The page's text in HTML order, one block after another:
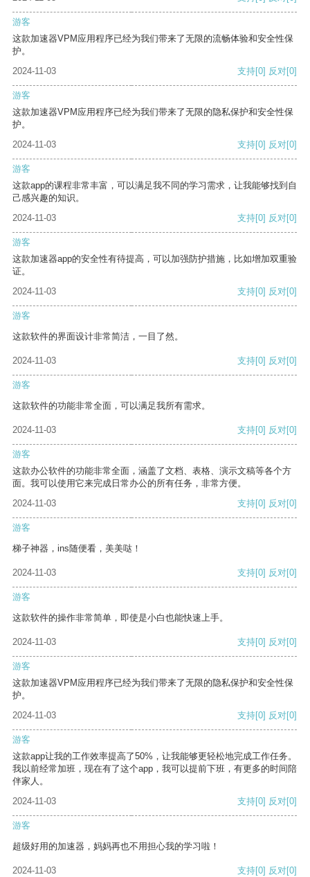
游客
这款加速器VPM应用程序已经为我们带来了无限的流畅体验和安全性保
护。
2024-11-03
支持[0] 反对[0]
游客
这款加速器VPM应用程序已经为我们带来了无限的隐私保护和安全性保
护。
2024-11-03
支持[0] 反对[0]
游客
这款app的课程非常丰富，可以满足我不同的学习需求，让我能够找到自
己感兴趣的知识。
2024-11-03
支持[0] 反对[0]
游客
这款加速器app的安全性有待提高，可以加强防护措施，比如增加双重验
证。
2024-11-03
支持[0] 反对[0]
游客
这款软件的界面设计非常简洁，一目了然。
2024-11-03 支持[0] 反对[0]
游客
这款软件的功能非常全面，可以满足我所有需求。
2024-11-03 支持[0] 反对[0]
游客
这款办公软件的功能非常全面，涵盖了文档、表格、演示文稿等各个方
面。我可以使用它来完成日常办公的所有任务，非常方便。
2024-11-03
支持[0] 反对[0]
游客
梯子神器，ins随便看，美美哒！
2024-11-03 支持[0] 反对[0]
游客
这款软件的操作非常简单，即使是小白也能快速上手。
2024-11-03 支持[0] 反对[0]
游客
这款加速器VPM应用程序已经为我们带来了无限的隐私保护和安全性保
护。
2024-11-03
支持[0] 反对[0]
游客
这款app让我的工作效率提高了50%，让我能够更轻松地完成工作任务。
我以前经常加班，现在有了这个app，我可以提前下班，有更多的时间陪
伴家人。
2024-11-03
支持[0] 反对[0]
游客
超级好用的加速器，妈妈再也不用担心我的学习啦！
2024-11-03 支持[0] 反对[0]